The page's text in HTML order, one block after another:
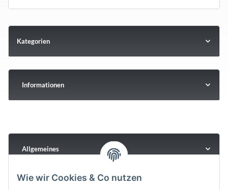
Kategorien
Informationen
Allgemeines
Wie wir Cookies & Co nutzen